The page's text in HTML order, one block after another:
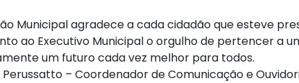
Municipal agradece a cada cidadão que esteve
ao Executivo Municipal o orgulho de pertencer a
um futuro cada vez melhor para todos.
Perussatto – Coordenador de Comunicação e